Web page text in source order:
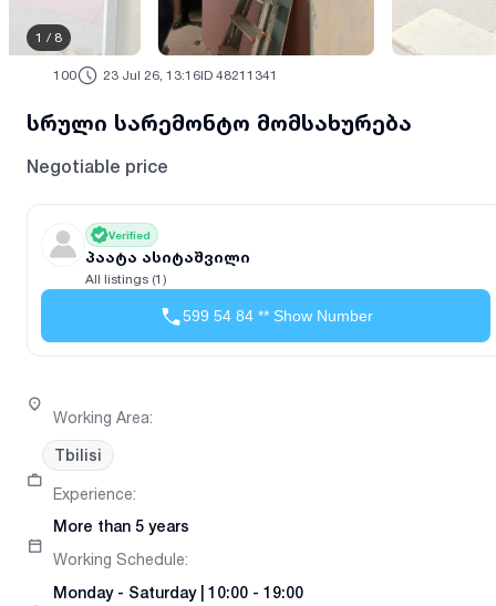
1 / 8
100 23 Jul 26, 13:16ID 48211341
სრული სარემონტო მომსახურება
Negotiable price
Verified
პაატა ასიტაშვილი
All listings (1)
599 54 84 ** Show Number
Working Area:
Tbilisi
Experience:
More than 5 years
Working Schedule:
Monday- Saturday| 10:00 - 19:00